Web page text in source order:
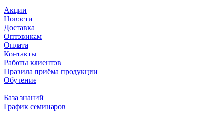
Акции
Новости
Доставка
Оптовикам
Оплата
Контакты
Работы клиентов
Правила приёма продукции
Обучение
База знаний
График семинаров